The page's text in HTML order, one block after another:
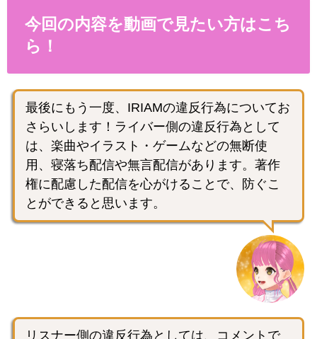
今回の内容を動画で見たい方はこち
ら！
最後にもう一度、IRIAMの違反行為についてお
さらいします！ライバー側の違反行為として
は、楽曲やイラスト・ゲームなどの無断使
用、寝落ち配信や無言配信があります。著作
権に配慮した配信を心がけることで、防ぐこ
とができると思います。
リスナー側の違反行為としては、コメントで